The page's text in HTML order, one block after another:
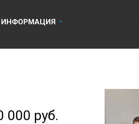
ИНФОРМАЦИЯ
8 800 550 80 14
000 руб.